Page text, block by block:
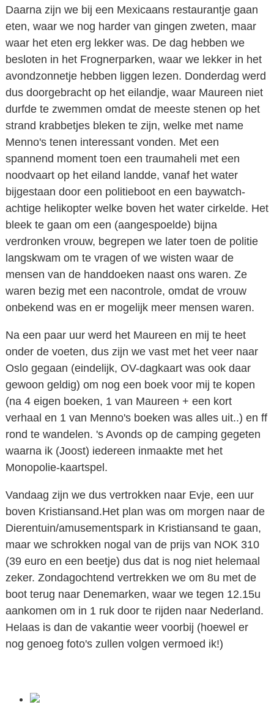
Daarna zijn we bij een Mexicaans restaurantje gaan
eten, waar we nog harder van gingen zweten, maar
waar het eten erg lekker was. De dag hebben we
besloten in het Frognerparken, waar we lekker in het
avondzonnetje hebben liggen lezen. Donderdag werd
dus doorgebracht op het eilandje, waar Maureen niet
durfde te zwemmen omdat de meeste stenen op het
strand krabbetjes bleken te zijn, welke met name
Menno's tenen interessant vonden. Met een
spannend moment toen een traumaheli met een
noodvaart op het eiland landde, vanaf het water
bijgestaan door een politieboot en een baywatch-
achtige helikopter welke boven het water cirkelde. Het
bleek te gaan om een (aangespoelde) bijna
verdronken vrouw, begrepen we later toen de politie
langskwam om te vragen of we wisten waar de
mensen van de handdoeken naast ons waren. Ze
waren bezig met een nacontrole, omdat de vrouw
onbekend was en er mogelijk meer mensen waren.
Na een paar uur werd het Maureen en mij te heet
onder de voeten, dus zijn we vast met het veer naar
Oslo gegaan (eindelijk, OV-dagkaart was ook daar
gewoon geldig) om nog een boek voor mij te kopen
(na 4 eigen boeken, 1 van Maureen + een kort
verhaal en 1 van Menno's boeken was alles uit..) en ff
rond te wandelen. 's Avonds op de camping gegeten
waarna ik (Joost) iedereen inmaakte met het
Monopolie-kaartspel.
Vandaag zijn we dus vertrokken naar Evje, een uur
boven Kristiansand.Het plan was om morgen naar de
Dierentuin/amusementspark in Kristiansand te gaan,
maar we schrokken nogal van de prijs van NOK 310
(39 euro en een beetje) dus dat is nog niet helemaal
zeker. Zondagochtend vertrekken we om 8u met de
boot terug naar Denemarken, waar we tegen 12.15u
aankomen om in 1 ruk door te rijden naar Nederland.
Helaas is dan de vakantie weer voorbij (hoewel er
nog genoeg foto's zullen volgen vermoed ik!)